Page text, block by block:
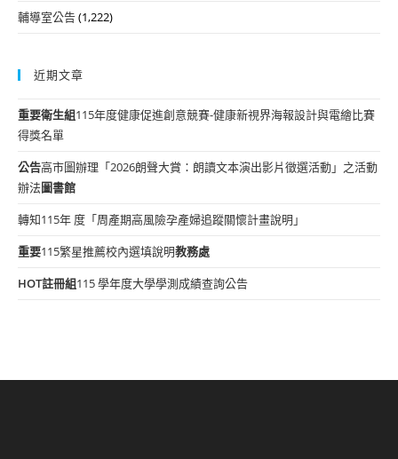
輔導室公告(1,222)
近期文章
重要衛生組115年度健康促進創意競賽-健康新視界海報設計與電繪比賽
得獎名單
公告高市圖辦理「2026朗聲大賞：朗讀文本演出影片徵選活動」之活動
辦法圖書館
轉知115年 度「周產期高風險孕產婦追蹤關懷計畫說明」
重要115繁星推薦校內選填說明教務處
HOT註冊組115 學年度大學學測成績查詢公告